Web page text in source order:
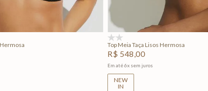
Adicionar na sacola
Top Meia Taça Lisos Hermosa
R$ 548,00
Em até6x sem juros
NEW
IN